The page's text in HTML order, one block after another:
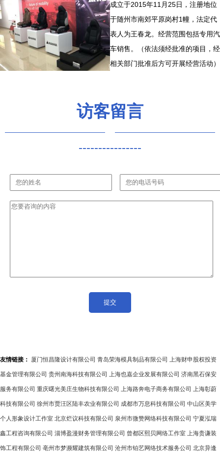
成立于2015年11月25日，注册地位
于随州市南郊平原岗村1幢，法定代
表人为王春龙。经营范围包括专用汽
车销售。（依法须经批准的项目，经
相关部门批准后方可开展经营活动）
访客留言
----------------
友情链接： 厦门恒昌隆设计有限公司 青岛荣海模具制品有限公司 上海财申股权投资
基金管理有限公司 贵州南海科技有限公司 上海也嘉企业发展有限公司 济南黑石保安
服务有限公司 重庆曙光美庄生物科技有限公司 上海路奔电子商务有限公司 上海彰蔚
科技有限公司 徐州市贾汪区陆丰农业有限公司 成都市万息科技有限公司 中山区美学
个人形象设计工作室 北京烂议科技有限公司 泉州市微赞网络科技有限公司 宁夏泓瑞
鑫工程咨询有限公司 淄博盈漫财务管理有限公司 曾都区熙贝网络工作室 上海贵谦装
饰工程有限公司 亳州市梦濒耀建筑有限公司 沧州市铂艺网络技术服务公司 北京异逢